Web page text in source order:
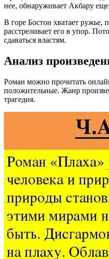
нее, обнаруживает Акбару
В горе Бостон хватает ружье,
расстреливает его в упор.
сдаваться властям.
Анализ
Роман можно прочитать
положительные. Жанр
трагедия.